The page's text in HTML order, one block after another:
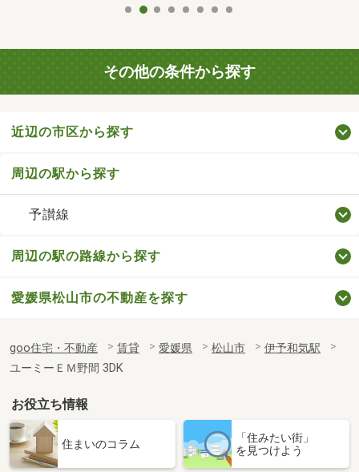
その他の条件から探す
近辺の市区から探す
周辺の駅から探す
予讃線
周辺の駅の路線から探す
愛媛県松山市の不動産を探す
goo住宅・不動産 賃貸 愛媛県 松山市
伊予和気駅
ユーミーＥＭ野間 3DK
お役立ち情報
住まいのコラム
「住みたい街」
を見つけよう